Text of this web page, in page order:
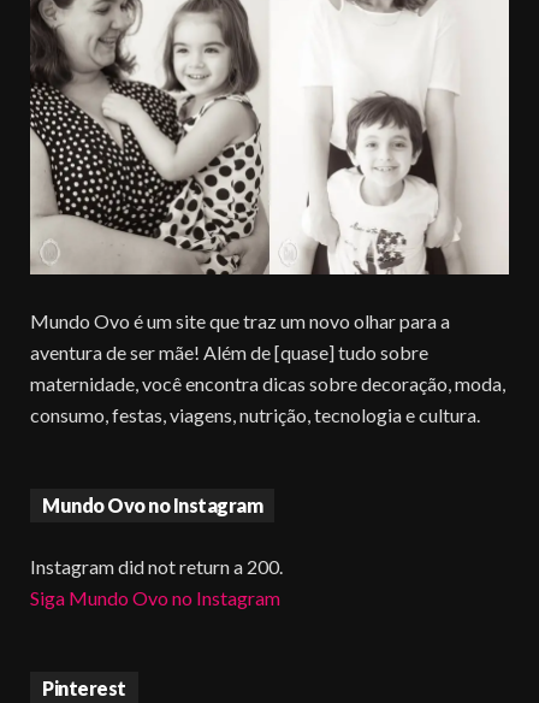
Mundo Ovo é um site que traz um novo olhar para a
aventura de ser mãe! Além de [quase] tudo sobre
maternidade, você encontra dicas sobre decoração, moda,
consumo, festas, viagens, nutrição, tecnologia e cultura.
Mundo Ovo no Instagram
Instagram did not return a 200.
Siga Mundo Ovo no Instagram
Pinterest